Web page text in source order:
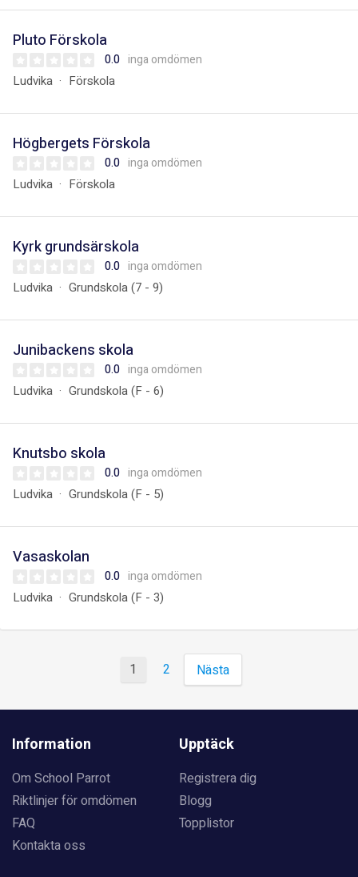
Pluto Förskola
0.0 inga omdömen
Ludvika Förskola
Högbergets Förskola
0.0 inga omdömen
Ludvika Förskola
Kyrk grundsärskola
0.0 inga omdömen
Ludvika Grundskola (7 - 9)
Junibackens skola
0.0 inga omdömen
Ludvika Grundskola (F - 6)
Knutsbo skola
0.0 inga omdömen
Ludvika Grundskola (F - 5)
Vasaskolan
0.0 inga omdömen
Ludvika Grundskola (F - 3)
1 2 Nästa
Information
Om School Parrot
Riktlinjer för omdömen
FAQ
Kontakta oss
Upptäck
Registrera dig
Blogg
Topplistor